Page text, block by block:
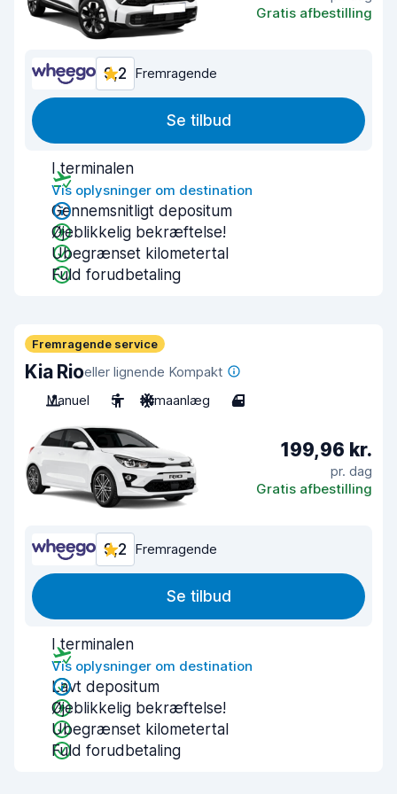
Gratis afbestilling
9,2 Fremragende
Se tilbud
I terminalen
Vis oplysninger om destination
Gennemsnitligt depositum
Øjeblikkelig bekræftelse!
Ubegrænset kilometertal
Fuld forudbetaling
Fremragende service
Kia Rioeller lignende Kompakt
Manuel
5 Klimaanlæg 4
199,96 kr.
pr. dag
Gratis afbestilling
9,2 Fremragende
Se tilbud
I terminalen
Vis oplysninger om destination
Lavt depositum
Øjeblikkelig bekræftelse!
Ubegrænset kilometertal
Fuld forudbetaling